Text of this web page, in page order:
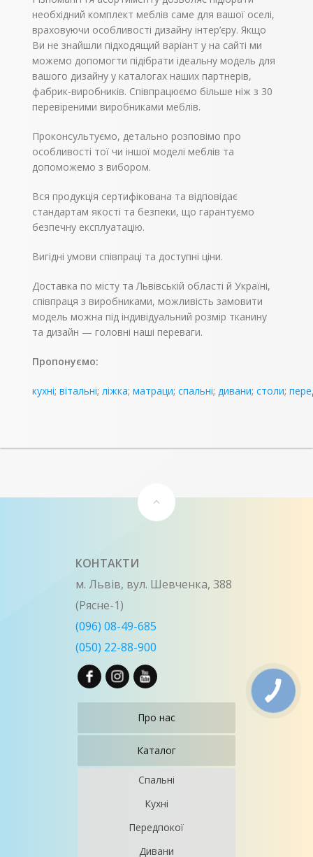
відсік для зберігання
постільної білизни
підвищує
функціональність
виробу. Виробництво
фабрики “Сократ-
Свінг” гарантує
високий стандарт
якості. У комплект
входять дві великі
трансформації –
«єврософа».
необхідний комплект меблів саме для вашої оселі,
враховуючи особливості дизайну інтер’єру. Якщо
Ви не знайшли підходящий варіант у на сайті ми
можемо допомогти підібрати ідеальну модель для
вашого дизайну у каталогах наших партнерів,
фабрик-виробників. Співпрацюємо більше ніж з 30
перевіреними виробниками меблів.
Проконсультуємо, детально розповімо про
особливості тої чи іншої моделі меблів та
допоможемо з вибором.
Вся продукція сертифікована та відповідає
стандартам якості та безпеки, що гарантуємо
безпечну експлуатацію.
Вигідні умови співпраці та доступні ціни.
Доставка по місту та Львівській області й Україні,
співпраця з виробниками, можливість замовити
модель можна під індивідуальний розмір тканину
та дизайн — головні наші переваги.
Пропонуємо:
кухні;вітальні;ліжка;матраци;спальні;дивани;столи;
КОНТАКТИ
м. Львів, вул. Шевченка, 388
(Рясне-1)
(096) 08-49-685
(050) 22-88-900
Про нас
Каталог
Спальні
Кухні
Передпокої
Дивани